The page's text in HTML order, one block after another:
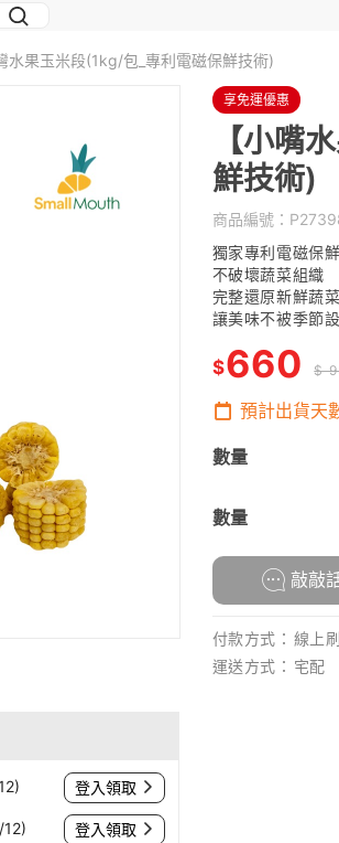
水果玉米段(1kg/包_專利電磁保鮮技術)
登入領取
登入領取
享免運優惠
【小嘴
鮮技術)
商品編號：
獨家專利電磁保
不破壞蔬菜組織
完整還原新鮮蔬菜
讓美味不被季節
$660 $
預計出貨天
數量
數量
敲敲
付款方式： 線上
運送方式： 宅配